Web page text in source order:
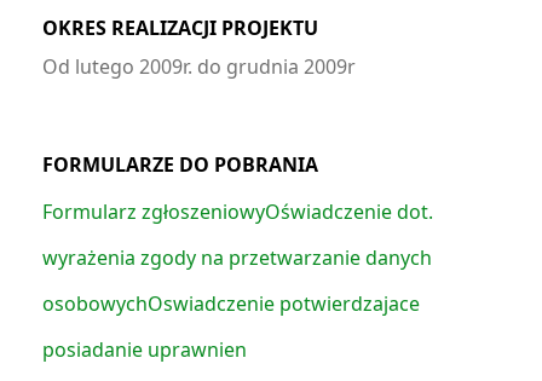
OKRES REALIZACJI PROJEKTU
Od lutego 2009r. do grudnia 2009r
FORMULARZE DO POBRANIA
Formularz zgłoszeniowyOświadczenie dot.
wyrażenia zgody na przetwarzanie danych
osobowychOswiadczenie potwierdzajace
posiadanie uprawnien